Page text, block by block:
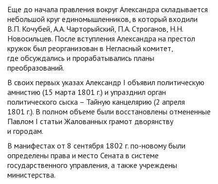
Еще до начала правления вокруг Александра складывается
небольшой круг единомышленников, в который входили
В.П. Кочубей, А.А. Чарторыйский, П.А. Строганов, Н.Н.
Новосильцев. После вступления Александра на престол
кружок был реорганизован в Негласный комитет,
где обсуждались и прорабатывались планы
преобразований.
В своих первых указах Александр I объявил политическую
амнистию (15 марта 1801 г.) и упразднил орган
политического сыска – Тайную канцелярию (2 апреля
1801 г.). В полном объеме были восстановлены отмененные
Павлом I статьи Жалованных грамот дворянству
и городам.
В манифестах от 8 сентября 1802 г. по-новому были
определены права и место Сената в системе
государственного управления, а также учреждены
министерства.